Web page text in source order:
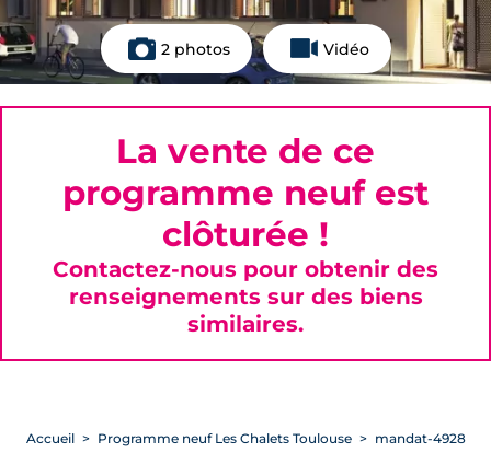
2 photos Vidéo
Accueil Programme neuf Les Chalets Toulouse mandat-4928
La vente de ce
programme neuf est
clôturée !
Contactez-nous pour obtenir des
renseignements sur des biens
similaires.